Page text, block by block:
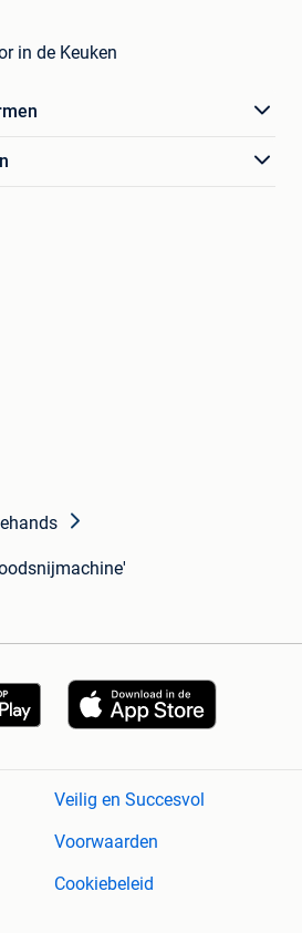
in de Keuken
Veilig en Succesvol
Voorwaarden
Cookiebeleid